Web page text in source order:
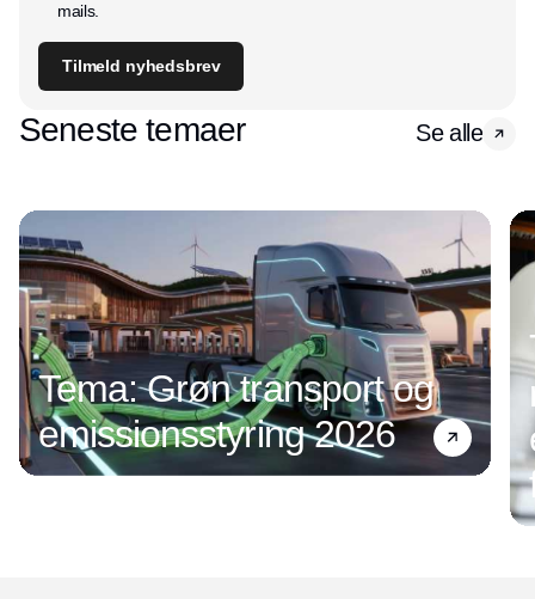
mails.
Tilmeld nyhedsbrev
Seneste temaer Se alle
Tema: Grøn transport og
emissionsstyring 2026